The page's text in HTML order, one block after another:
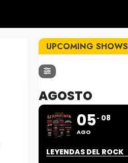
UPCOMING SHOWS
AGOSTO
05
AGO
08
LEYENDAS DEL ROCK